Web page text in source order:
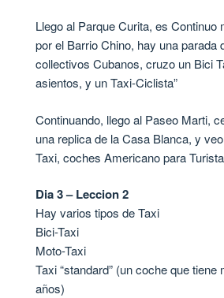
Llego al Parque Curita, es Continuo
por el Barrio Chino, hay una parada
collectivos Cubanos, cruzo un Bici
asientos, y un Taxi-Ciclista”
Continuando, llego al Paseo Marti,
una replica de la Casa Blanca, y
Taxi, coches Americano para
Dia 3 – Leccion 2
Hay varios tipos de Taxi
Bici-Taxi
Moto-Taxi
Taxi “standard” (un coche que tiene
años)